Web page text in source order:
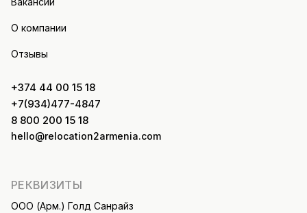
О компании
Отзывы
+374 44 00 15 18
+7(934)477-4847
8 800 200 15 18
hello@relocation2armenia.com
РЕКВИЗИТЫ
ООО (Арм.) Голд Санрайз